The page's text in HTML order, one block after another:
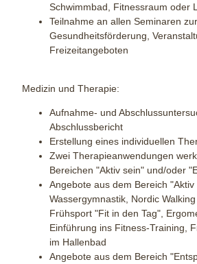
Schwimmbad, Fitnessraum oder
Teilnahme an allen Seminaren zur
Gesundheitsförderung,
Freizeitangeboten
Medizin und Therapie:
Aufnahme- und
Abschlussbericht
Erstellung eines individuellen
Zwei Therapieanwendungen
Bereichen "Aktiv sein" und/oder
Angebote aus dem Bereich "Aktiv
Wassergymnastik, Nordic
Frühsport "Fit in den Tag",
Einführung ins Fitness-Training,
im Hallenbad
Angebote aus dem Bereich